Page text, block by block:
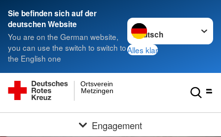
Sie befinden sich auf der
deutschen Website
You are on the German website,
you can use the switch to switch to
the English one
Sprache wechseln zu
Alles klar
Metzingen
Ortsverein
Engagement